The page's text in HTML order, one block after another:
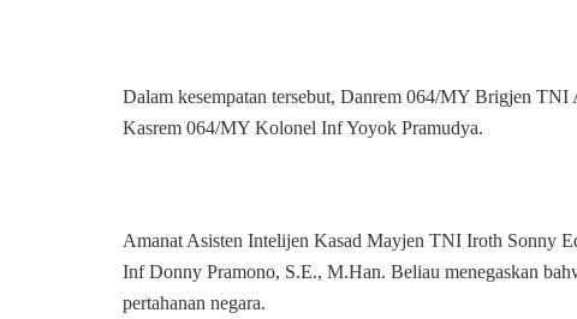
Dalam kesempatan tersebut, Danrem 064/MY Brigjen
Kasrem 064/MY Kolonel Inf Yoyok Pramudya.
Amanat Asisten Intelijen Kasad Mayjen TNI Iroth Sonny
Inf Donny Pramono, S.E., M.Han. Beliau menegaskan
pertahanan negara.